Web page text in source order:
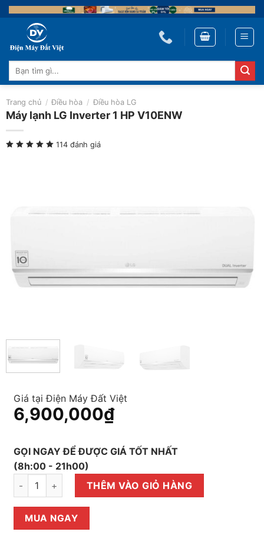
Skip
to
content
Tìm
kiếm:
Trang chủ / Điều hòa / Điều hòa LG
Máy lạnh LG Inverter 1 HP V10ENW
114 đánh giá
Giá tại Điện Máy Đất Việt
6,900,000₫
GỌI NGAY ĐỂ ĐƯỢC GIÁ TỐT NHẤT
(8h:00 - 21h00)
Máy lạnh LG Inverter 1 HP V10ENW số lượng
THÊM VÀO GIỎ HÀNG
MUA NGAY